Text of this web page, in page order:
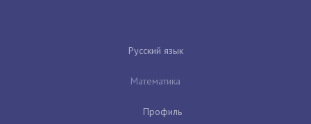
Русский язык
Математика
Профиль